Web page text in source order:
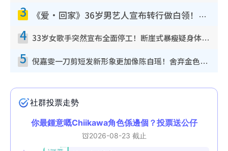
3 《爱·回家》36岁男艺人宣布转行做白领！卸下艺人身份回归素人平淡生活
4 33岁女歌手突然宣布全面停工！断崖式暴瘦疑身体亮红灯！声明曝：将暂时淡出
5 倪嘉雯一刀剪短发新形象更加像陈自瑶！舍弃金色长发造型气质大变超惊喜